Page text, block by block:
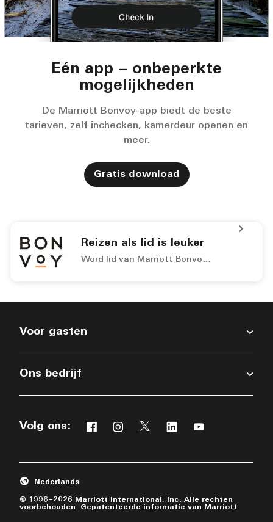
Eén app – onbeperkte
mogelijkheden
De Marriott Bonvoy-app biedt de beste
tarieven, zelf inchecken, kamerdeur openen en
meer.
Gratis download
Reizen als lid is leuker
Word lid van Marriott Bonvoy™ en verdien punten voor gratis overnachtingen.
Voor gasten
Ons bedrijf
Volg ons: FacebookInstagram
TwitterLinkedin
© 1996–2026 Marriott International, Inc. Alle rechten
voorbehouden. Gepatenteerde informatie van Marriott
Nederlands